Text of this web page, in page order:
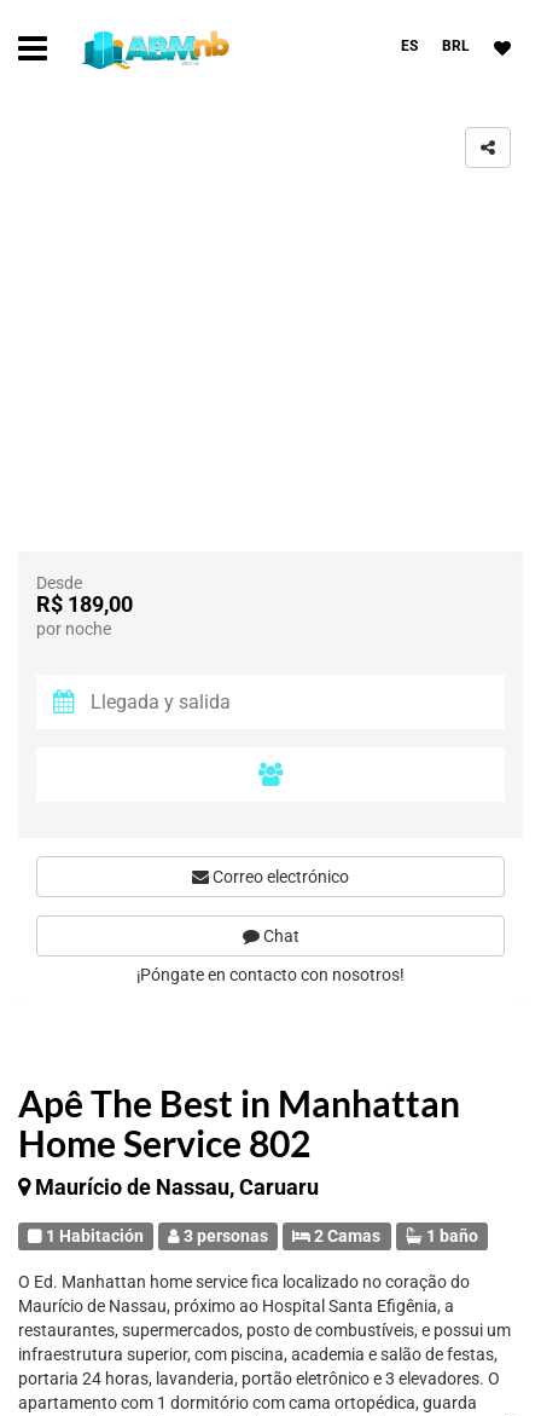
ES BRL
Apê The Best in Manhattan
Home Service 802
Maurício de Nassau, Caruaru
1 Habitación 3 personas 2 Camas 1 baño
O Ed. Manhattan home service fica localizado no coração do
Maurício de Nassau, próximo ao Hospital Santa Efigênia, a
restaurantes, supermercados, posto de combustíveis, e possui um
infraestrutura superior, com piscina, academia e salão de festas,
portaria 24 horas, lavanderia, portão eletrônico e 3 elevadores. O
apartamento com 1 dormitório com cama ortopédica, guarda
Desde
R$ 189,00
por noche
Correo electrónico
Chat
¡Póngate en contacto con nosotros!